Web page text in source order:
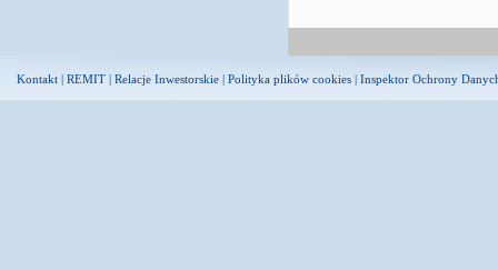
Kontakt | REMIT | Relacje Inwestorskie | Polityka plików cookies | Inspektor Ochrony